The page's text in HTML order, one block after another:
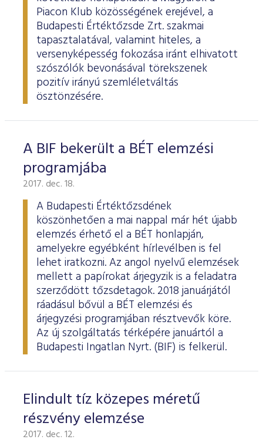
ESG Útmutató
Piacon Klub közösségének erejével, a
Budapesti Értéktőzsde Zrt. szakmai
tapasztalatával, valamint hiteles, a
versenyképesség fokozása iránt elhivatott
szószólók bevonásával törekszenek
pozitív irányú szemléletváltás
ösztönzésére.
A BIF bekerült a BÉT elemzési
programjába
2017. dec. 18.
A Budapesti Értéktőzsdének
köszönhetően a mai nappal már hét újabb
elemzés érhető el a BÉT honlapján,
amelyekre egyébként hírlevélben is fel
lehet iratkozni. Az angol nyelvű elemzések
mellett a papírokat árjegyzik is a feladatra
szerződött tőzsdetagok. 2018 januárjától
ráadásul bővül a BÉT elemzési és
árjegyzési programjában résztvevők köre.
Az új szolgáltatás térképére januártól a
Budapesti Ingatlan Nyrt. (BIF) is felkerül.
Elindult tíz közepes méretű
részvény elemzése
2017. dec. 12.